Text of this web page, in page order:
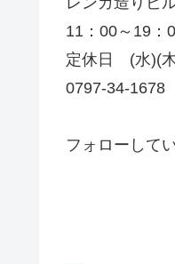
11：00～19：
定休日 (水)(
0797-34-1678
フォローして